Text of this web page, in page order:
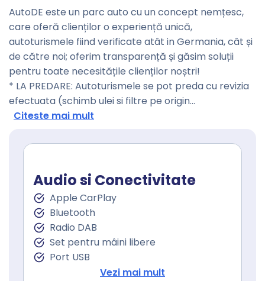
AutoDE este un parc auto cu un concept nemțesc,
care oferă clienților o experiență unică,
autoturismele fiind verificate atât in Germania, cât și
de către noi; oferim transparență și găsim soluții
pentru toate necesitățile clienților noștri!
* LA PREDARE: Autoturismele se pot preda cu revizia
efectuata (schimb ulei si filtre pe origin...
Citeste mai mult
Audio si Conectivitate
Apple CarPlay
Bluetooth
Radio DAB
Set pentru mâini libere
Port USB
Sistem de navigare
Vezi mai mult